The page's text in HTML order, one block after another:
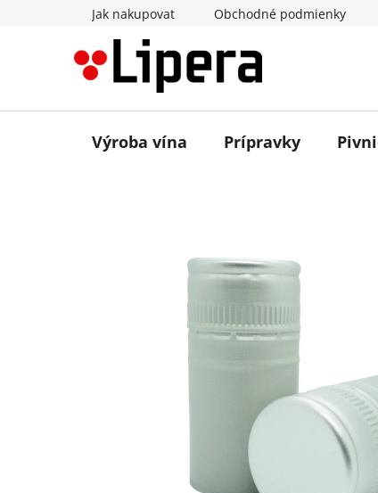
Jak nakupovat Obchodné podmienky
Výroba vína Prípravky